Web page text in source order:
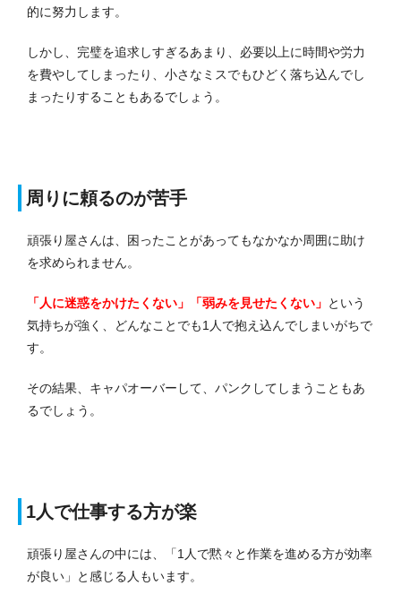
的に努力します。
しかし、完璧を追求しすぎるあまり、必要以上に時間や労力
を費やしてしまったり、小さなミスでもひどく落ち込んでし
まったりすることもあるでしょう。
周りに頼るのが苦手
頑張り屋さんは、困ったことがあってもなかなか周囲に助け
を求められません。
「人に迷惑をかけたくない」「弱みを見せたくない」 という
気持ちが強く、どんなことでも1人で抱え込んでしまいがちで
す。
その結果、キャパオーバーして、パンクしてしまうこともあ
るでしょう。
1人で仕事する方が楽
頑張り屋さんの中には、「1人で黙々と作業を進める方が効率
が良い」と感じる人もいます。